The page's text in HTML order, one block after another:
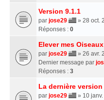
Version 9.1.1
par jose29
» 28 oct.
Réponses : 0
Elever mes
par jose29
» 26 avr.
Dernier message par
Réponses : 3
La dernière
par jose29
» 10